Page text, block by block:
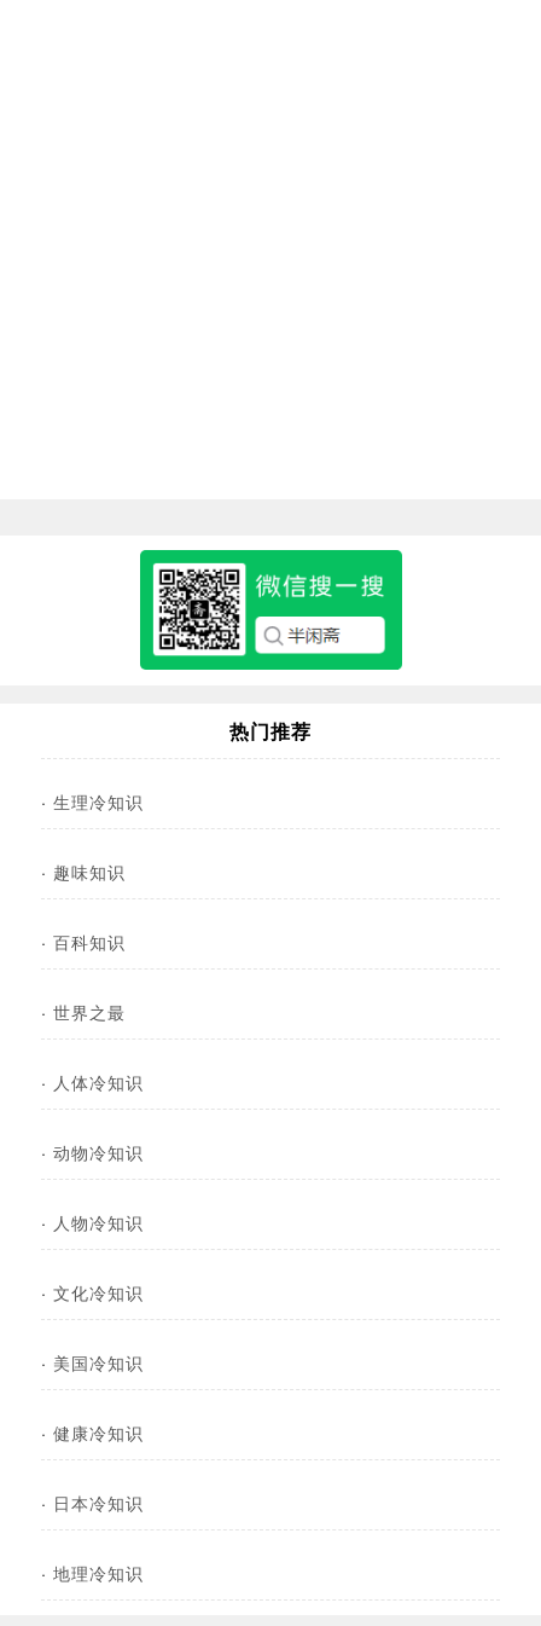
热门推荐
· 生理冷知识
· 趣味知识
· 百科知识
· 世界之最
· 人体冷知识
· 动物冷知识
· 人物冷知识
· 文化冷知识
· 美国冷知识
· 健康冷知识
· 日本冷知识
· 地理冷知识